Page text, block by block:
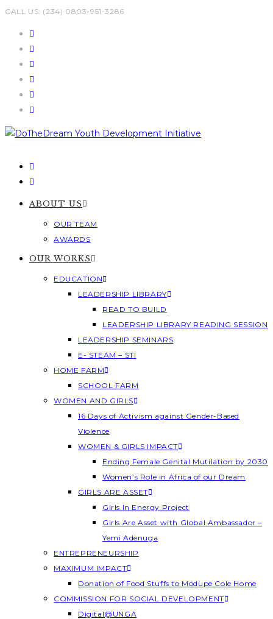
Skip
CALL US: (234) 0803-951-3286
ABOUT US
OUR TEAM
AWARDS
OUR WORKS
EDUCATION
LEADERSHIP LIBRARY
READ TO BUILD
LEADERSHIP LIBRARY READING SESSION
LEADERSHIP SEMINARS
E- STEAM – STI
HOME FARM
SCHOOL FARM
WOMEN AND GIRLS
16 Days of Activism against Gender-Based
Violence
WOMEN & GIRLS IMPACT
Ending Female Genital Mutilation by 2030
Women’s Role in Africa of our Dream
GIRLS ARE ASSET
Girls In Energy Project
Girls Are Asset with Global Ambassador –
Yemi Adenuga
ENTREPRENEURSHIP
MAXIMUM IMPACT
Donation of Food Stuffs to Modupe Cole Home
COMMISSION FOR SOCIAL DEVELOPMENT
Digital@UNGA